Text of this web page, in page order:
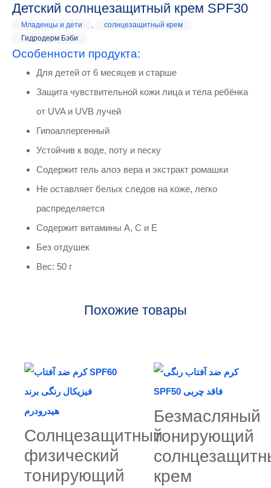
Детский солнцезащитный крем SPF30
Младенцы и дети ,
солнцезащитный крем
Гидродерм Бэби
Особенности продукта:
Для детей от 6 месяцев и старше
Защита чувствительной кожи лица и тела ребёнка
от UVA и UVB лучей
Гипоаллергенный
Устойчив к воде, поту и песку
Содержит гель алоэ вера и экстракт ромашки
Не оставляет белых следов на коже, легко
распределяется
Содержит витамины A, C и E
Без отдушек
Вес: 50 г
Похожие товары
Солнцезащитный
физический
тонирующий
Безмасляный
тонирующий
крем